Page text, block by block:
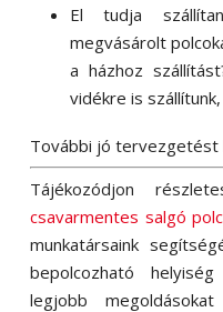
El tudja
megvásárolt
a házhoz
vidékre is
További jó tervezgetést
Tájékozódjon
csavarmentes salgó
munkatársaink
bepolcozható
legjobb